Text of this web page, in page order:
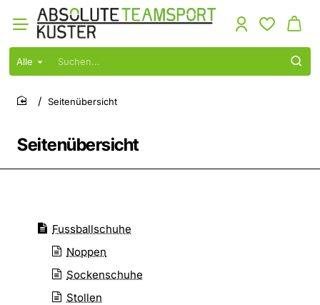
Alle
Suchen...
Seitenübersicht
home
Seitenübersicht
Fussballschuhe
Noppen
Sockenschuhe
Stollen